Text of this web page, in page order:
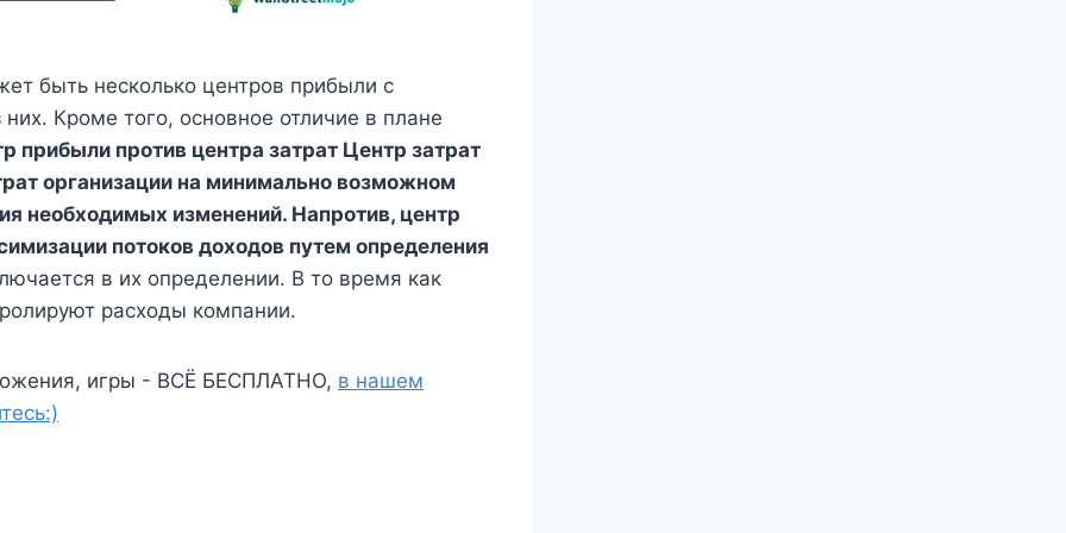
быть несколько центров прибыли с
Кроме того, основное отличие в плане
прибыли против центра затрат Центр затрат
организации на минимально возможном
необходимых изменений. Напротив, центр
потоков доходов путем определения
в их определении. В то время как
расходы компании.
игры - ВСЁ БЕСПЛАТНО, в нашем